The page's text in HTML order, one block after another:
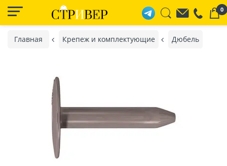
0
Главная Крепеж и комплектующие Дюбель